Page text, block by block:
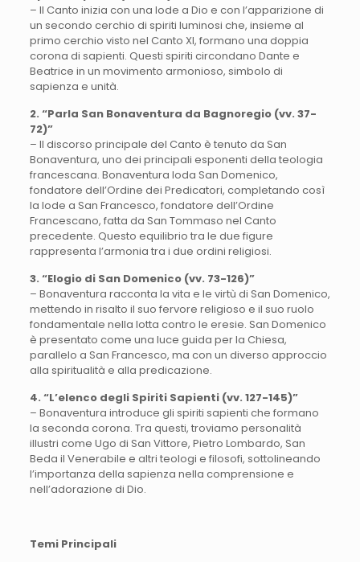
– Il Canto inizia con una lode a Dio e con l’apparizione di
un secondo cerchio di spiriti luminosi che, insieme al
primo cerchio visto nel Canto XI, formano una doppia
corona di sapienti. Questi spiriti circondano Dante e
Beatrice in un movimento armonioso, simbolo di
sapienza e unità.
2. “Parla San Bonaventura da Bagnoregio (vv. 37-
72)”
– Il discorso principale del Canto è tenuto da San
Bonaventura, uno dei principali esponenti della teologia
francescana. Bonaventura loda San Domenico,
fondatore dell’Ordine dei Predicatori, completando così
la lode a San Francesco, fondatore dell’Ordine
Francescano, fatta da San Tommaso nel Canto
precedente. Questo equilibrio tra le due figure
rappresenta l’armonia tra i due ordini religiosi.
3. “Elogio di San Domenico (vv. 73-126)”
– Bonaventura racconta la vita e le virtù di San Domenico,
mettendo in risalto il suo fervore religioso e il suo ruolo
fondamentale nella lotta contro le eresie. San Domenico
è presentato come una luce guida per la Chiesa,
parallelo a San Francesco, ma con un diverso approccio
alla spiritualità e alla predicazione.
4. “L’elenco degli Spiriti Sapienti (vv. 127-145)”
– Bonaventura introduce gli spiriti sapienti che formano
la seconda corona. Tra questi, troviamo personalità
illustri come Ugo di San Vittore, Pietro Lombardo, San
Beda il Venerabile e altri teologi e filosofi, sottolineando
l’importanza della sapienza nella comprensione e
nell’adorazione di Dio.
Temi Principali